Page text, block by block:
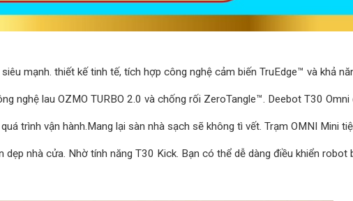
mạnh. thiết kế tinh tế, tích hợp công nghệ cảm biến TruEdge™ và khả
nghệ lau OZMO TURBO 2.0 và chống rối ZeroTangle™. Deebot T30 Omni
trình vận hành.Mang lại sàn nhà sạch sẽ không tì vết. Trạm OMNI Mini
nhà cửa. Nhờ tính năng T30 Kick. Bạn có thể dễ dàng điều khiển robot